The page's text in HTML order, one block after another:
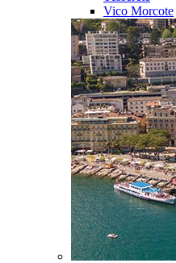
Vico Morcote